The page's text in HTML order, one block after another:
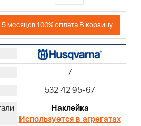
месяцев 100% оплата В корзину
7
532 42 95-67
Наклейка
Используется в агрегатах